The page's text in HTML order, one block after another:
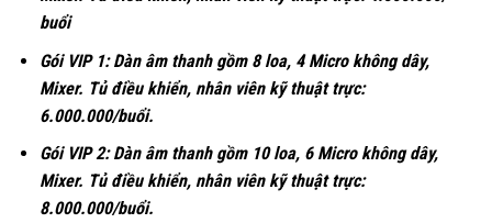
buổi
Gói VIP 1: Dàn âm thanh gồm 8 loa, 4 Micro không dây,
Mixer. Tủ điều khiển, nhân viên kỹ thuật trực:
6.000.000/buổi.
Gói VIP 2: Dàn âm thanh gồm 10 loa, 6 Micro không dây,
Mixer. Tủ điều khiển, nhân viên kỹ thuật trực:
8.000.000/buổi.